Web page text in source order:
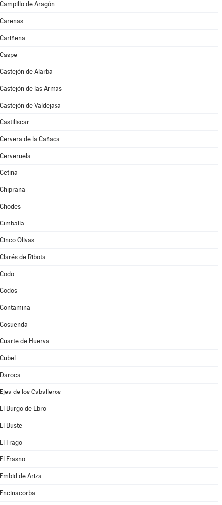
Campillo de Aragón
Carenas
Cariñena
Caspe
Castejón de Alarba
Castejón de las Armas
Castejón de Valdejasa
Castiliscar
Cervera de la Cañada
Cerveruela
Cetina
Chiprana
Chodes
Cimballa
Cinco Olivas
Clarés de Ribota
Codo
Codos
Contamina
Cosuenda
Cuarte de Huerva
Cubel
Daroca
Ejea de los Caballeros
El Burgo de Ebro
El Buste
El Frago
El Frasno
Embid de Ariza
Encinacorba